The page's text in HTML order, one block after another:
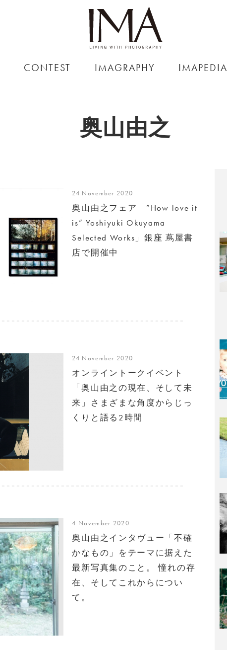
CONTEST IMAGRAPHY IMAPEDIA
奥山由之
24 November 2020
奥山由之フェア「”How love it
is” Yoshiyuki Okuyama
Selected Works」銀座 蔦屋書
店で開催中
24 November 2020
オンライントークイベント
「奥山由之の現在、そして未
来」さまざまな角度からじっ
くりと語る2時間
4 November 2020
奥山由之インタヴュー「不確
かなもの」をテーマに据えた
最新写真集のこと。 憧れの存
在、そしてこれからについ
て。